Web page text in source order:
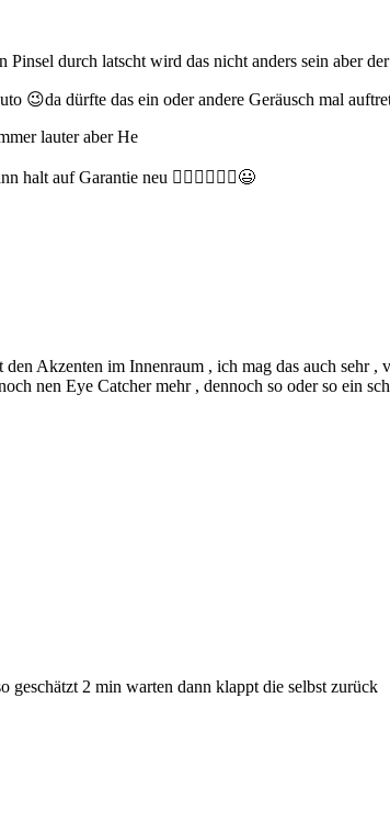
durch latscht wird das nicht anders sein aber
😉da dürfte das ein oder andere Geräusch mal
lauter aber He
halt auf Garantie neu 🤷🏼‍♂️🤷🏼‍♂️😃
Akzenten im Innenraum , ich mag das auch
nen Eye Catcher mehr , dennoch so oder so ein
geschätzt 2 min warten dann klappt die selbst zurück